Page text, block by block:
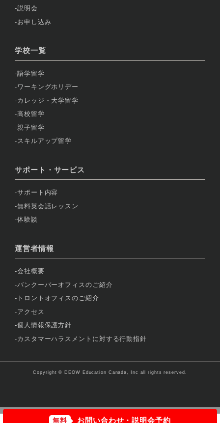
説明会
お申し込み
学校一覧
語学留学
ワーキングホリデー
カレッジ・大学留学
高校留学
親子留学
スキルアップ留学
サポート・サービス
サポート内容
無料英会話レッスン
体験談
運営者情報
会社概要
バンクーバーオフィスのご紹介
トロントオフィスのご紹介
アクセス
個人情報保護方針
カスタマーハラスメントに対する行動指針
Copyright © DEOW Education Canada, Inc all rights reserved.
無料 お問い合わせ・説明会予約